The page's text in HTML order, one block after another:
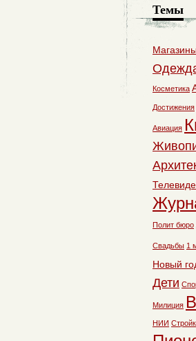
Темы
Магазины
Косметика
Достижения
Авиация
Полит бюро
Свадьбы 1
Новый
Дети
Милиция
НИИ